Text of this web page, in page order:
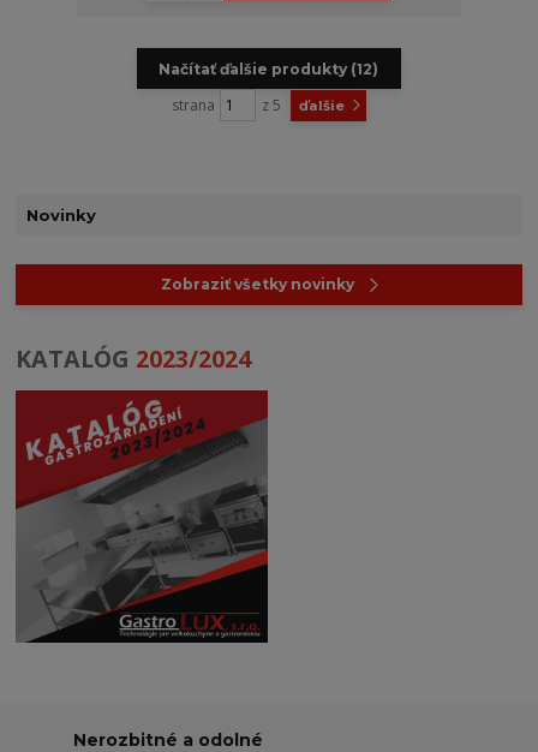
Načítať ďalšie produkty (12)
strana z 5 ďalšie
Novinky
Zobraziť všetky novinky
KATALÓG 2023/2024
Nerozbitné a odolné